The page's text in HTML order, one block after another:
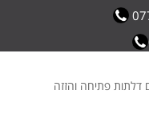
דלתות פתיחה והזזה